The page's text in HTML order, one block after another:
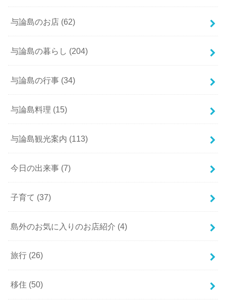
与論島のお店 (62)
与論島の暮らし (204)
与論島の行事 (34)
与論島料理 (15)
与論島観光案内 (113)
今日の出来事 (7)
子育て (37)
島外のお気に入りのお店紹介 (4)
旅行 (26)
移住 (50)